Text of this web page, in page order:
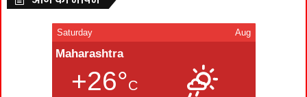
Saturday Aug
Maharashtra
+26°C